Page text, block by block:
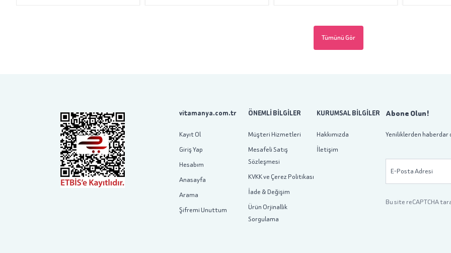
Tümünü Gör
vitamanya.com.tr
Kayıt Ol
Giriş Yap
Hesabım
Anasayfa
Arama
Şifremi Unuttum
ÖNEMLİ BİLGİLER
Müşteri Hizmetleri
Mesafeli Satış
Sözleşmesi
KVKK ve Çerez Politikası
İade & Değişim
Ürün Orjinallik
Sorgulama
KURUMSAL BİLGİLER
Hakkımızda
İletişim
Abone Olun!
Yeniliklerden haberdar
E-Posta Adresi
Bu site reCAPTCHA